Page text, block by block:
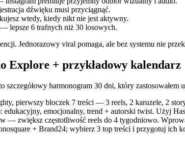
dźwięku musi przyciągnąć.
wtedy, kiedy nikt nie jest aktywny.
lepsze 6 trafnych niż 30 losowych.
Jednorazowy viral pomaga, ale bez systemu nie
Explore + przykładowy kalendarz
szczegółowy harmonogram 30 dni, który
pierwszy bloczek 7 treści — 3 reels, 2 karuzele, 2
emocjonalny, trend + autorski twist. Użyj
— zwiększ częstotliwość reels do 4 tygodniowo.
+ Brand24; wybierz 3 top treści i przygotuj ich